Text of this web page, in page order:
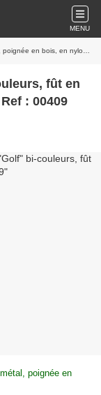
MENU
bois, en nylon- Ref : 00409
fût en
: 00409
poignée en